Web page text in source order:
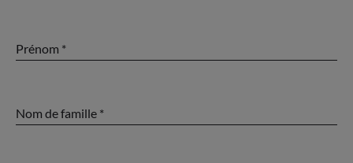
prénom
nom de famille